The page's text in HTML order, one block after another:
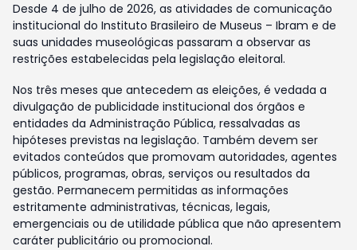
Desde 4 de julho de 2026, as atividades de comunicação
institucional do Instituto Brasileiro de Museus – Ibram e de
suas unidades museológicas passaram a observar as
restrições estabelecidas pela legislação eleitoral.
Nos três meses que antecedem as eleições, é vedada a
divulgação de publicidade institucional dos órgãos e
entidades da Administração Pública, ressalvadas as
hipóteses previstas na legislação. Também devem ser
evitados conteúdos que promovam autoridades, agentes
públicos, programas, obras, serviços ou resultados da
gestão. Permanecem permitidas as informações
estritamente administrativas, técnicas, legais,
emergenciais ou de utilidade pública que não apresentem
caráter publicitário ou promocional.